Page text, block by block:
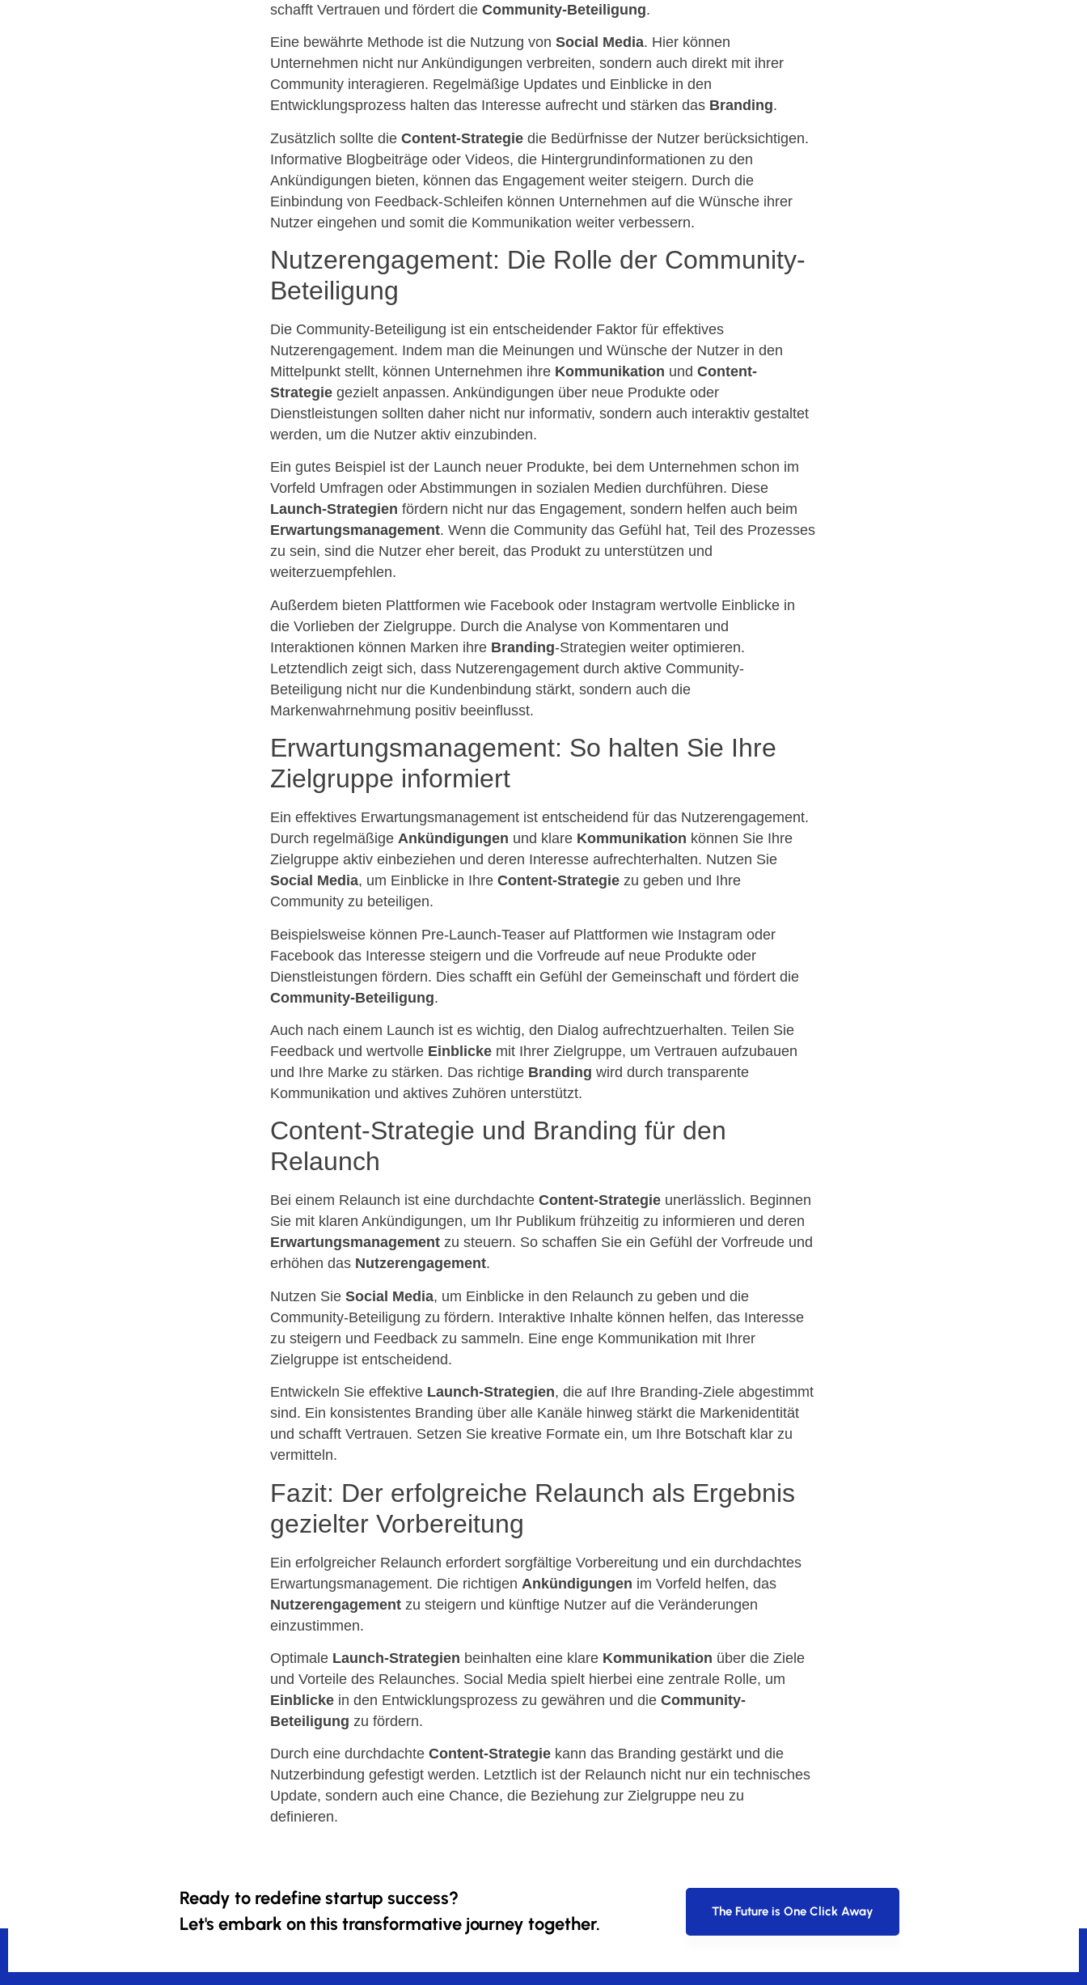
schafft Vertrauen und fördert die Community-Beteiligung.
Eine bewährte Methode ist die Nutzung von Social Media. Hier können
Unternehmen nicht nur Ankündigungen verbreiten, sondern auch direkt mit ihrer
Community interagieren. Regelmäßige Updates und Einblicke in den
Entwicklungsprozess halten das Interesse aufrecht und stärken das Branding.
Zusätzlich sollte die Content-Strategiedie Bedürfnisse der Nutzer berücksichtigen.
Informative Blogbeiträge oder Videos, die Hintergrundinformationen zu den
Ankündigungen bieten, können das Engagement weiter steigern. Durch die
Einbindung von Feedback-Schleifen können Unternehmen auf die Wünsche ihrer
Nutzer eingehen und somit die Kommunikation weiter verbessern.
Nutzerengagement: Die Rolle der Community-
Beteiligung
Die Community-Beteiligung ist ein entscheidender Faktor für effektives
Nutzerengagement. Indem man die Meinungen und Wünsche der Nutzer in den
Mittelpunkt stellt, können Unternehmen ihre Kommunikation und Content-
Strategiegezielt anpassen. Ankündigungen über neue Produkte oder
Dienstleistungen sollten daher nicht nur informativ, sondern auch interaktiv gestaltet
werden, um die Nutzer aktiv einzubinden.
Ein gutes Beispiel ist der Launch neuer Produkte, bei dem Unternehmen schon im
Vorfeld Umfragen oder Abstimmungen in sozialen Medien durchführen. Diese
Launch-Strategien fördern nicht nur das Engagement, sondern helfen auch beim
Erwartungsmanagement. Wenn die Community das Gefühl hat, Teil des Prozesses
zu sein, sind die Nutzer eher bereit, das Produkt zu unterstützen und
weiterzuempfehlen.
Außerdem bieten Plattformen wie Facebook oder Instagram wertvolle Einblicke in
die Vorlieben der Zielgruppe. Durch die Analyse von Kommentaren und
Interaktionen können Marken ihre Branding-Strategien weiter optimieren.
Letztendlich zeigt sich, dass Nutzerengagement durch aktive Community-
Beteiligung nicht nur die Kundenbindung stärkt, sondern auch die
Markenwahrnehmung positiv beeinflusst.
Erwartungsmanagement: So halten Sie Ihre
Zielgruppe informiert
Ein effektives Erwartungsmanagement ist entscheidend für das Nutzerengagement.
Durch regelmäßige Ankündigungen und klare Kommunikation können Sie Ihre
Zielgruppe aktiv einbeziehen und deren Interesse aufrechterhalten. Nutzen Sie
Social Media, um Einblicke in Ihre Content-Strategiezu geben und Ihre
Community zu beteiligen.
Beispielsweise können Pre-Launch-Teaser auf Plattformen wie Instagram oder
Facebook das Interesse steigern und die Vorfreude auf neue Produkte oder
Dienstleistungen fördern. Dies schafft ein Gefühl der Gemeinschaft und fördert die
Community-Beteiligung.
Auch nach einem Launch ist es wichtig, den Dialog aufrechtzuerhalten. Teilen Sie
Feedback und wertvolle Einblickemit Ihrer Zielgruppe, um Vertrauen aufzubauen
und Ihre Marke zu stärken. Das richtige Branding wird durch transparente
Kommunikation und aktives Zuhören unterstützt.
Content-Strategie und Branding für den
Relaunch
Bei einem Relaunch ist eine durchdachte Content-Strategieunerlässlich. Beginnen
Sie mit klaren Ankündigungen, um Ihr Publikum frühzeitig zu informieren und deren
Erwartungsmanagementzu steuern. So schaffen Sie ein Gefühl der Vorfreude und
erhöhen das Nutzerengagement.
Nutzen Sie Social Media, um Einblicke in den Relaunch zu geben und die
Community-Beteiligung zu fördern. Interaktive Inhalte können helfen, das Interesse
zu steigern und Feedback zu sammeln. Eine enge Kommunikation mit Ihrer
Zielgruppe ist entscheidend.
Entwickeln Sie effektive Launch-Strategien, die auf Ihre Branding-Ziele abgestimmt
sind. Ein konsistentes Branding über alle Kanäle hinweg stärkt die Markenidentität
und schafft Vertrauen. Setzen Sie kreative Formate ein, um Ihre Botschaft klar zu
vermitteln.
Fazit: Der erfolgreiche Relaunch als Ergebnis
gezielter Vorbereitung
Ein erfolgreicher Relaunch erfordert sorgfältige Vorbereitung und ein durchdachtes
Erwartungsmanagement. Die richtigen Ankündigungen im Vorfeld helfen, das
Nutzerengagementzu steigern und künftige Nutzer auf die Veränderungen
einzustimmen.
Optimale Launch-Strategien beinhalten eine klare Kommunikation über die Ziele
und Vorteile des Relaunches. Social Media spielt hierbei eine zentrale Rolle, um
Einblickein den Entwicklungsprozess zu gewähren und die Community-
Beteiligung zu fördern.
Durch eine durchdachte Content-Strategiekann das Branding gestärkt und die
Nutzerbindung gefestigt werden. Letztlich ist der Relaunch nicht nur ein technisches
Update, sondern auch eine Chance, die Beziehung zur Zielgruppe neu zu
definieren.
Ready to redefine startup success?
Let's embark on this transformative journey together.
The Future is One Click Away